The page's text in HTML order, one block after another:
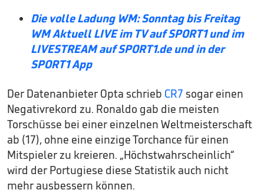
Die volle Ladung WM: Sonntag bis Freitag
WM Aktuell LIVE im TV auf SPORT1 und im
LIVESTREAM auf SPORT1.de und in der
SPORT1 App
Der Datenanbieter Opta schrieb CR7 sogar einen
Negativrekord zu. Ronaldo gab die meisten
Torschüsse bei einer einzelnen Weltmeisterschaft
ab (17), ohne eine einzige Torchance für einen
Mitspieler zu kreieren. „Höchstwahrscheinlich“
wird der Portugiese diese Statistik auch nicht
mehr ausbessern können.